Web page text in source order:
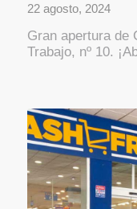
22 agosto, 2024
Gran apertura de
Trabajo, nº 10.